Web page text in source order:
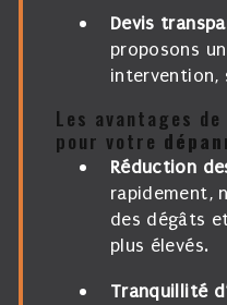
Devis
proposons
intervention,
Les avantages
pour votre
Réduction
rapidement,
des dégâts
plus élevés.
Tranquillité